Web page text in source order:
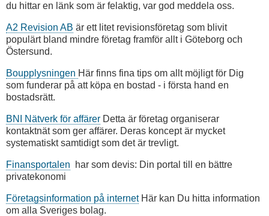
du hittar en länk som är felaktig, var god meddela oss.
A2 Revision AB är ett litet revisionsföretag som blivit
populärt bland mindre företag framför allt i Göteborg och
Östersund.
Boupplysningen Här finns fina tips om allt möjligt för Dig
som funderar på att köpa en bostad - i första hand en
bostadsrätt.
BNI Nätverk för affärer Detta är företag organiserar
kontaktnät som ger affärer. Deras koncept är mycket
systematiskt samtidigt som det är trevligt.
Finansportalen har som devis: Din portal till en bättre
privatekonomi
Företagsinformation på internetHär kan Du hitta information
om alla Sveriges bolag.